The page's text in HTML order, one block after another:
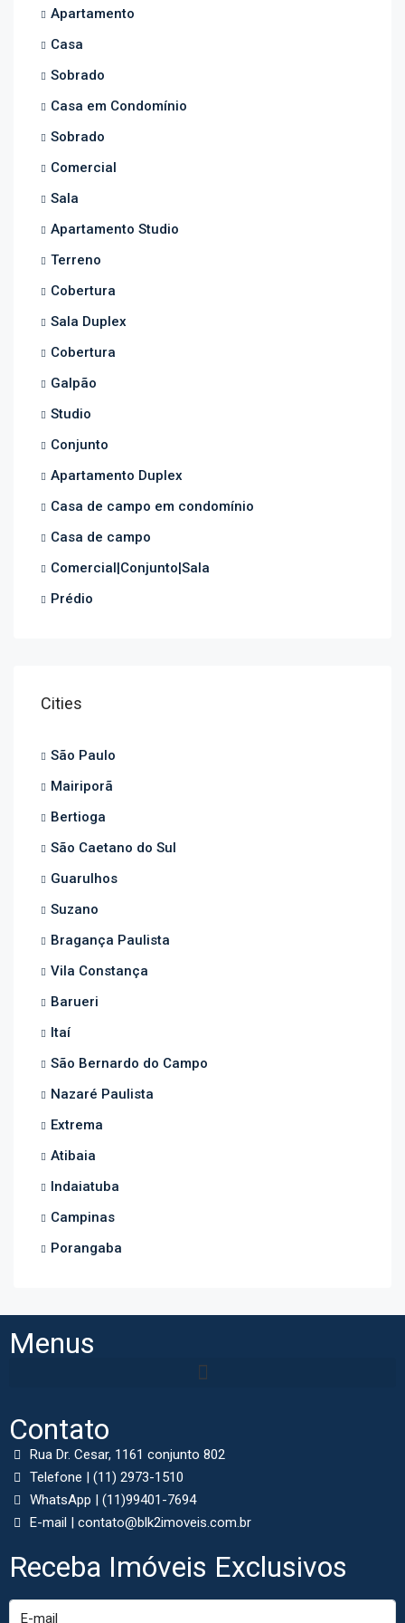
Apartamento
Casa
Sobrado
Casa em Condomínio
Sobrado
Comercial
Sala
Apartamento Studio
Terreno
Cobertura
Sala Duplex
Cobertura
Galpão
Studio
Conjunto
Apartamento Duplex
Casa de campo em condomínio
Casa de campo
Comercial|Conjunto|Sala
Prédio
Cities
São Paulo
Mairiporã
Bertioga
São Caetano do Sul
Guarulhos
Suzano
Bragança Paulista
Vila Constança
Barueri
Itaí
São Bernardo do Campo
Nazaré Paulista
Extrema
Atibaia
Indaiatuba
Campinas
Porangaba
Menus
Contato
Rua Dr. Cesar, 1161 conjunto 802
Telefone | (11) 2973-1510
WhatsApp | (11)99401-7694
E-mail | contato@blk2imoveis.com.br
Receba Imóveis Exclusivos